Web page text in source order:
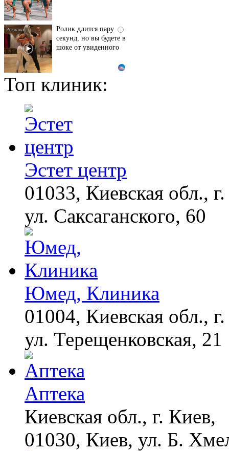
i
Ролик длится пару
секунд, но вы будете в
шоке от увиденного
Ролик из Омска: вы
будете смеяться долго
Взломали Telegram
нашлось в переписках
"Потеряли стыд в
погоне за "Диором":
Поплавская вмазала
семейке Плющенко
отожгла! Видео не
оставит равнодушным
Топ клиник:
Эстет центр
01033, Киевская обл.,
ул. Саксаганского, 60
Юмед, Клиника
01004, Киевская обл.,
ул. Терещенковская, 21
Аптека
Киевская обл., г. Киев,
01030, Киев, ул. Б.